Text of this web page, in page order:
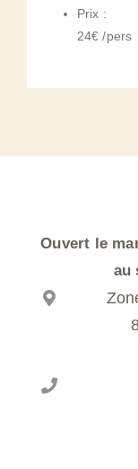
Prix :
24€ /pers
Ouvert le
au